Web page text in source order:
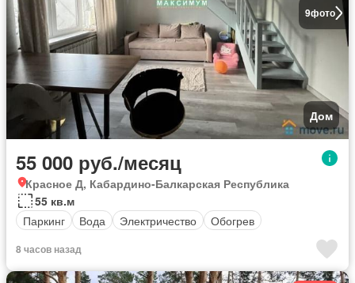
9фото
Дом
55 000 руб./месяц
Красное Д, Кабардино-Балкарская Республика
55 кв.м
Паркинг
Вода Электричество Обогрев
8 часов назад